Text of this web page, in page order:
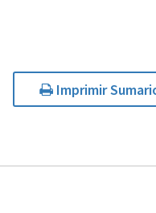
Imprimir